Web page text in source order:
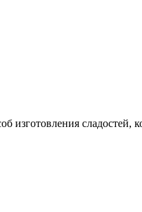
сладостей,